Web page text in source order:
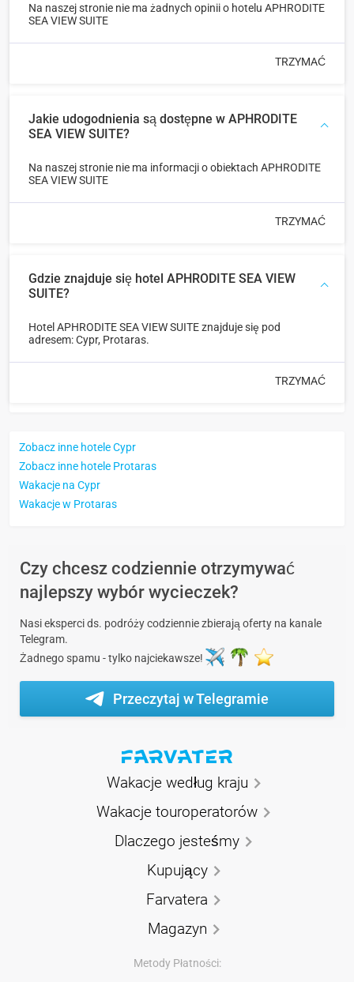
Na naszej stronie nie ma żadnych opinii o hotelu APHRODITE
SEA VIEW SUITE
TRZYMAĆ
Jakie udogodnienia są dostępne w APHRODITE
SEA VIEW SUITE?
Na naszej stronie nie ma informacji o obiektach APHRODITE
SEA VIEW SUITE
TRZYMAĆ
Gdzie znajduje się hotel APHRODITE SEA VIEW
SUITE?
Hotel APHRODITE SEA VIEW SUITE znajduje się pod
adresem: Cypr, Protaras.
TRZYMAĆ
Zobacz inne hotele Cypr
Zobacz inne hotele Protaras
Wakacje na Cypr
Wakacje w Protaras
Czy chcesz codziennie otrzymywać
najlepszy wybór wycieczek?
Nasi eksperci ds. podróży codziennie zbierają oferty na kanale
Telegram.
Żadnego spamu - tylko najciekawsze!
Przeczytaj w Telegramie
Wakacje według kraju
Wakacje touroperatorów
Dlaczego jesteśmy
Kupujący
Farvatera
Magazyn
Metody Płatności: